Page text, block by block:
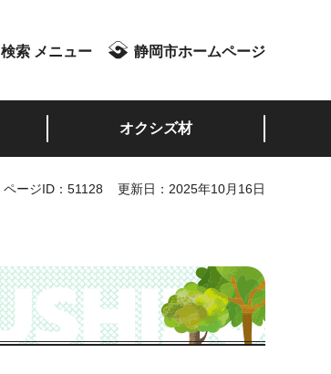
検索 メニュー 静岡市ホームページ
オクシズ材
ページID：51128 更新日：2025年10月16日